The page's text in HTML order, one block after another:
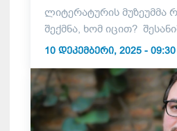
ლიტერატურის მუზეუმმა
შექმნა, ხომ იცით?
10 ᲓᲔᲙᲔᲛᲑᲔᲠᲘ, 2025 - 09:30